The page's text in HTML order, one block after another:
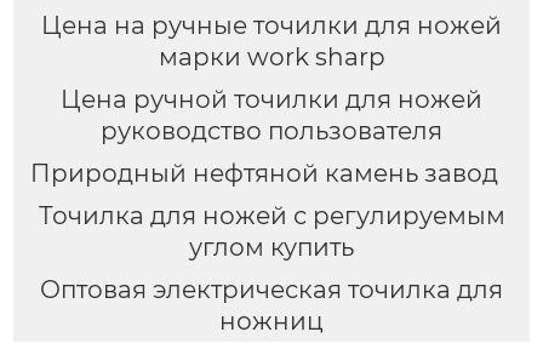
Цена на ручные точилки для ножей
марки work sharp
Цена ручной точилки для ножей
руководство пользователя
Природный нефтяной камень завод
Точилка для ножей с регулируемым
углом купить
Оптовая электрическая точилка для
ножниц